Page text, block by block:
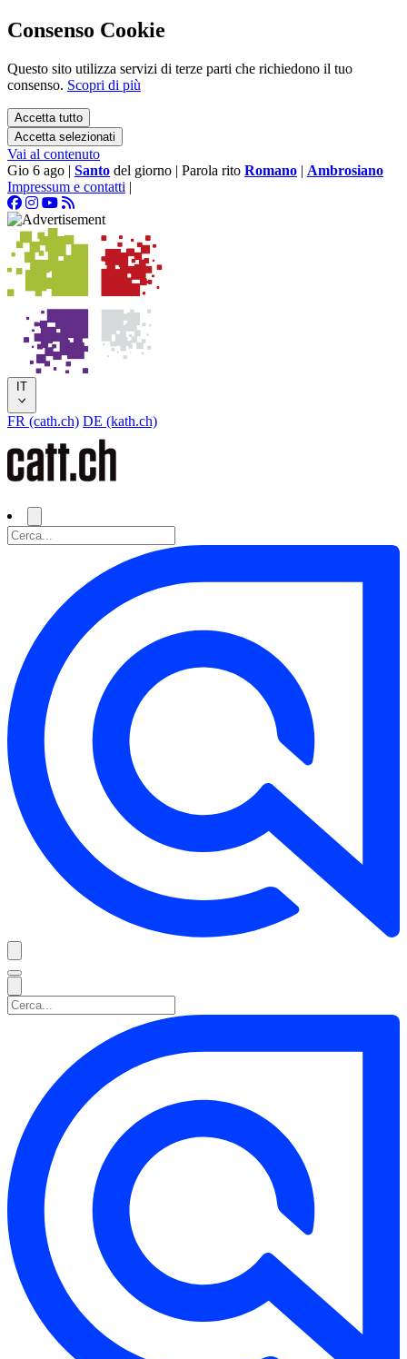
Consenso Cookie
Questo sito utilizza servizi di terze parti che richiedono il tuo
consenso. Scopri di più
Accetta tutto
Accetta selezionati
Vai al contenuto
Gio 6 ago | Santo del giorno | Parola rito Romano | Ambrosiano
Impressum e contatti |
IT
FR (cath.ch) DE (kath.ch)